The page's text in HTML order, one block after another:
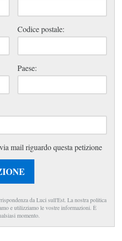
Codice postale:
Paese:
mail riguardo questa petizione
da Luci sull'Est. La nostra politica
e utilizziamo le vostre informazioni. È
momento.